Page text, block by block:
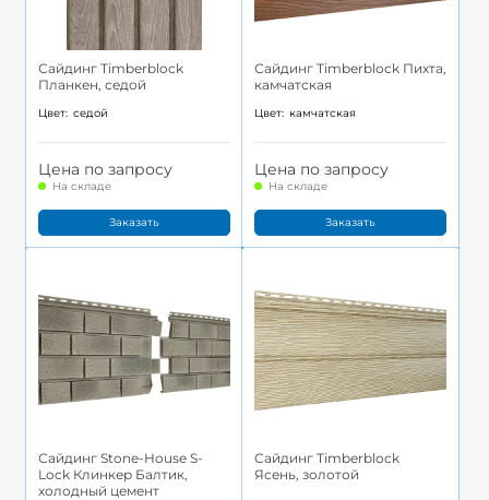
Сайдинг Timberblock
Планкен, седой
Цвет: седой
Цена по запросу
На складе
Заказать
Сайдинг Timberblock Пихта,
камчатская
Цвет: камчатская
Цена по запросу
На складе
Заказать
Сайдинг Stone-House S-
Lock Клинкер Балтик,
холодный цемент
Сайдинг Timberblock
Ясень, золотой